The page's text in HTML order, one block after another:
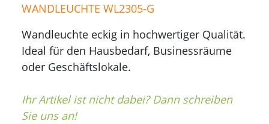
WANDLEUCHTE WL2305-G
Wandleuchte eckig in hochwertiger Qualität.
Ideal für den Hausbedarf, Businessräume
oder Geschäftslokale.
Ihr Artikel ist nicht dabei? Dann schreiben
Sie uns an!